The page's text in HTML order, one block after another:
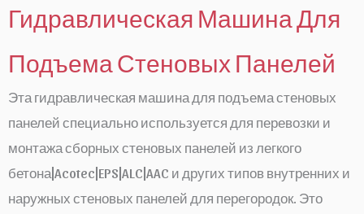
Гидравлическая Машина Для
Подъема Стеновых Панелей
Эта гидравлическая машина для подъема стеновых
панелей специально используется для перевозки и
монтажа сборных стеновых панелей из легкого
бетона|Acotec|EPS|ALC|AAC и других типов внутренних и
наружных стеновых панелей для перегородок. Это